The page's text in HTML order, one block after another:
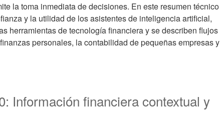
la toma inmediata de decisiones. En este resumen técnico
y la utilidad de los asistentes de inteligencia artificial,
herramientas de tecnología financiera y se describen flujos
personales, la contabilidad de pequeñas empresas y
Información financiera contextual y